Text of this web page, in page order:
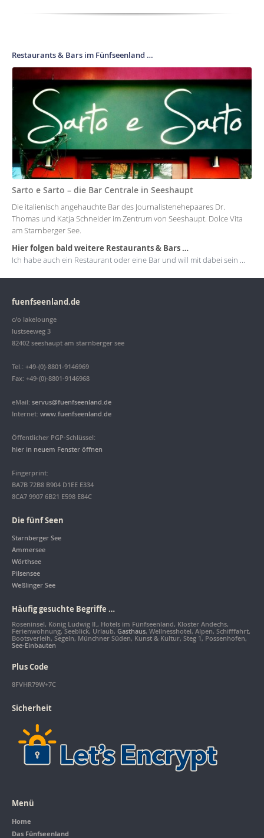
Restaurants & Bars im Fünfseenland …
Sarto e Sarto – die Bar Centrale in Seeshaupt
Die italienisch angehauchte Bar des Journalistenehepaares Dr.
Thomas und Katja Schneider im Zentrum von Seeshaupt. Dolce Vita
am Starnberger See.
Hier folgen bald weitere Restaurants & Bars …
Ich habe auch ein Restaurant oder eine Bar und will mit dabei sein …
fuenfseenland.de
c/o lakelounge
lustseeweg 3
82402 seeshaupt am starnberger see
Tel.: +49-(0)-8801-9146969
Fax: +49-(0)-8801-9146968
eMail: servus@fuenfseenland.de
Internet: www.fuenfseenland.de
Öffentlicher PGP-Schlüssel:
hier in neuem Fenster öffnen
Fingerprint:
BA7B 72B8 B904 D1EE E334
8CA7 9907 6B21 E598 E84C
Die fünf Seen
Starnberger See
Ammersee
Wörthsee
Pilsensee
Weßlinger See
Häufig gesuchte Begriffe …
Roseninsel, König Ludwig II., Hotels im Fünfseenland, Kloster Andechs,
Ferienwohnung, Seeblick, Urlaub, Gasthaus, Wellnesshotel, Alpen, Schifffahrt,
Bootsverleih, Segeln, Münchner Süden, Kunst & Kultur, Steg 1, Possenhofen,
See-Einbauten
Plus Code
8FVHR79W+7C
Sicherheit
Menü
Home
Das Fünfseenland